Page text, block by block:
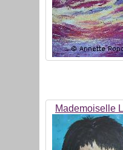
Mademoiselle